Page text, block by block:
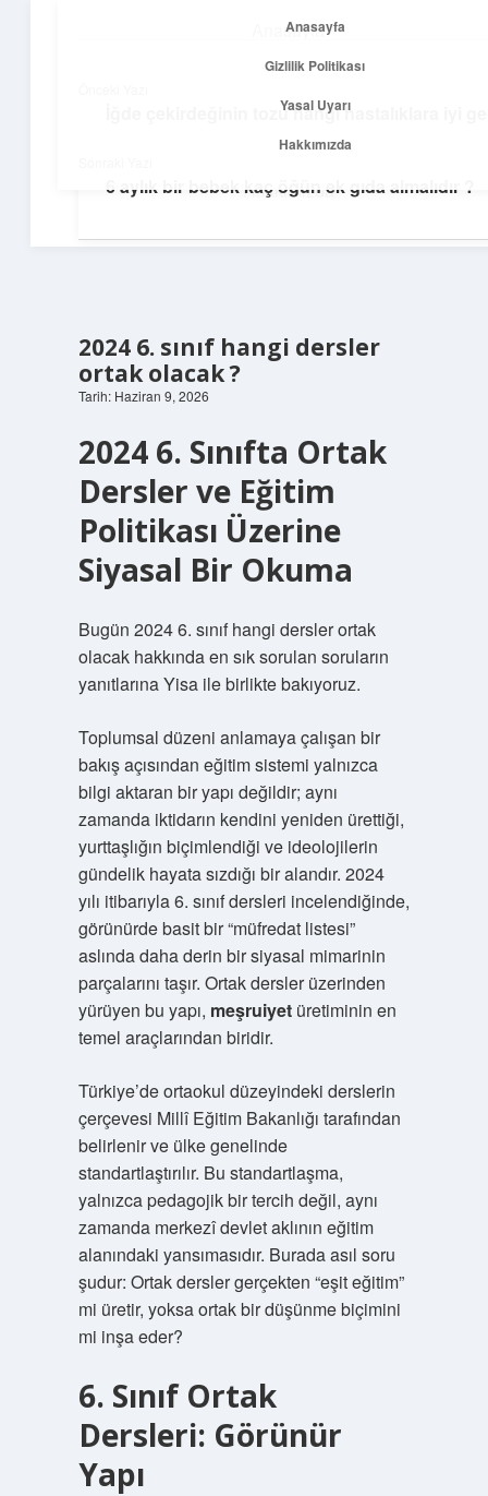
Anasayfa
Yasal Uyarı
Hakkımızda
Yolculuk ve İlham
2024 6. sınıf hangi dersler
ortak olacak ?
Tarih: Haziran 9, 2026
2024 6. Sınıfta Ortak
Dersler ve Eğitim
Politikası Üzerine
Siyasal Bir Okuma
Bugün 2024 6. sınıf hangi dersler ortak
olacak hakkında en sık sorulan soruların
yanıtlarına Yisa ile birlikte bakıyoruz.
Toplumsal düzeni anlamaya çalışan bir
bakış açısından eğitim sistemi yalnızca
bilgi aktaran bir yapı değildir; aynı
zamanda iktidarın kendini yeniden ürettiği,
yurttaşlığın biçimlendiği ve ideolojilerin
gündelik hayata sızdığı bir alandır. 2024
yılı itibarıyla 6. sınıf dersleri incelendiğinde,
görünürde basit bir “müfredat listesi”
aslında daha derin bir siyasal mimarinin
parçalarını taşır. Ortak dersler üzerinden
yürüyen bu yapı, meşruiyetüretiminin en
temel araçlarından biridir.
Türkiye’de ortaokul düzeyindeki derslerin
çerçevesi Millî Eğitim Bakanlığı tarafından
belirlenir ve ülke genelinde
standartlaştırılır. Bu standartlaşma,
yalnızca pedagojik bir tercih değil, aynı
zamanda merkezî devlet aklının eğitim
alanındaki yansımasıdır. Burada asıl soru
şudur: Ortak dersler gerçekten “eşit eğitim”
mi üretir, yoksa ortak bir düşünme biçimini
mi inşa eder?
6. Sınıf Ortak
Dersleri: Görünür
Yapı
İğde çekirdeğinin tozu hangi hastalıklara iyi
6 aylık bir bebek kaç öğün ek gıda almalıdır ?
Anasayfa
Gizlilik Politikası
Yasal Uyarı
Hakkımızda